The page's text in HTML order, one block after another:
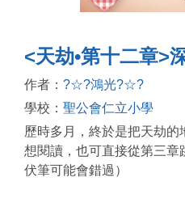
<天劫•第十二章>
作者： ?☆?鴻光?☆?
學校： 聖公會仁立小學
歷時多月，終於是把天劫
想閱讀，也可直接從第三章
伏筆可能會錯過）